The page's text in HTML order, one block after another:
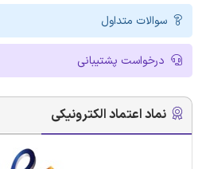
سوالات متداول
درخواست پشتیبانی
نماد اعتماد الکترونیکی